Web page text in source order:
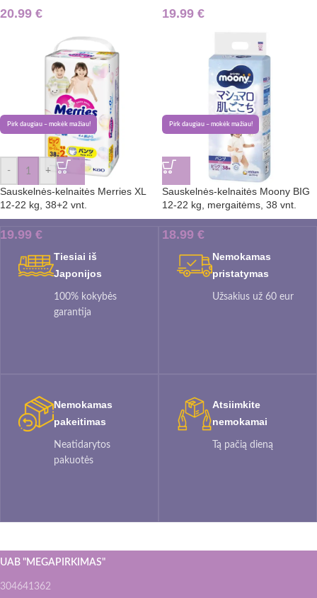
20.99 € 19.99 €
Pirk daugiau – mokėk mažiau!
- +
Sauskelnės-kelnaitės Merries XL
12-22 kg, 38+2 vnt.
19.99 €
Pirk daugiau – mokėk mažiau!
Sauskelnės-kelnaitės Moony BIG
12-22 kg, mergaitėms, 38 vnt.
18.99 €
Tiesiai iš
Japonijos
100% kokybės
garantija
Nemokamas
pristatymas
Užsakius už 60 eur
Atsiimkite
nemokamai
Tą pačią dieną
Nemokamas
pakeitimas
Neatidarytos
pakuotės
UAB "MEGAPIRKIMAS"
304641362